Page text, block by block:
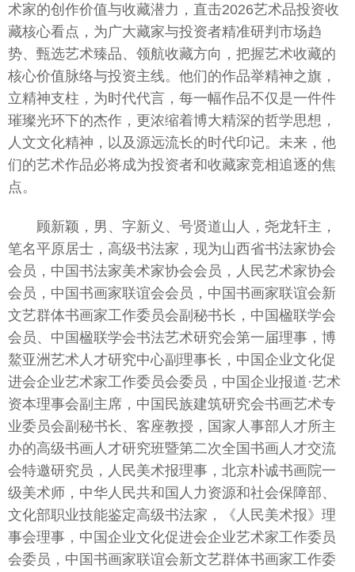
术家的创作价值与收藏潜力，直击2026艺术品投资收
藏核心看点，为广大藏家与投资者精准研判市场趋
势、甄选艺术臻品、领航收藏方向，把握艺术收藏的
核心价值脉络与投资主线。他们的作品举精神之旗，
立精神支柱，为时代代言，每一幅作品不仅是一件件
璀璨光环下的杰作，更浓缩着博大精深的哲学思想，
人文文化精神，以及源远流长的时代印记。未来，他
们的艺术作品必将成为投资者和收藏家竞相追逐的焦
点。
顾新颖，男、字新义、号贤道山人，尧龙轩主，
笔名平原居士，高级书法家，现为山西省书法家协会
会员，中国书法家美术家协会会员，人民艺术家协会
会员，中国书画家联谊会会员，中国书画家联谊会新
文艺群体书画家工作委员会副秘书长，中国楹联学会
会员、中国楹联学会书法艺术研究会第一届理事，博
鰲亚洲艺术人才研究中心副理事长，中国企业文化促
进会企业艺术家工作委员会委员，中国企业报道·艺术
资本理事会副主席，中国民族建筑研究会书画艺术专
业委员会副秘书长、客座教授，国家人事部人才所主
办的高级书画人才研究班暨第二次全国书画人才交流
会特邀研究员，人民美术报理事，北京朴诚书画院一
级美术师，中华人民共和国人力资源和社会保障部、
文化部职业技能鉴定高级书法家，《人民美术报》理
事会理事，中国企业文化促进会企业艺术家工作委员
会委员，中国书画家联谊会新文艺群体书画家工作委